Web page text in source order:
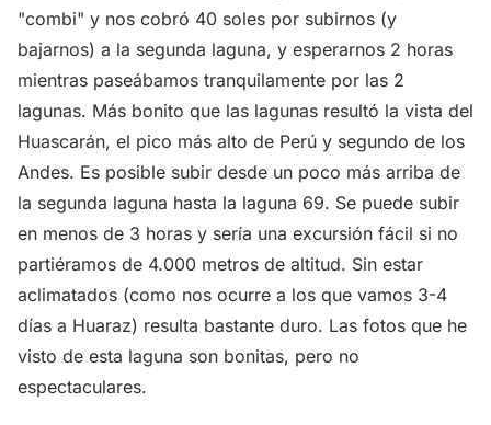
"combi" y nos cobró 40 soles por subirnos (y
bajarnos) a la segunda laguna, y esperarnos 2 horas
mientras paseábamos tranquilamente por las 2
lagunas. Más bonito que las lagunas resultó la vista del
Huascarán, el pico más alto de Perú y segundo de los
Andes. Es posible subir desde un poco más arriba de
la segunda laguna hasta la laguna 69. Se puede subir
en menos de 3 horas y sería una excursión fácil si no
partiéramos de 4.000 metros de altitud. Sin estar
aclimatados (como nos ocurre a los que vamos 3-4
días a Huaraz) resulta bastante duro. Las fotos que he
visto de esta laguna son bonitas, pero no
espectaculares.